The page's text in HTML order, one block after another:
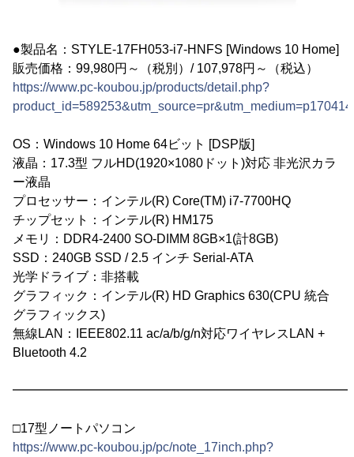
●製品名：STYLE-17FH053-i7-HNFS [Windows 10 Home]
販売価格：99,980円～（税別）/ 107,978円～（税込）
https://www.pc-koubou.jp/products/detail.php?
OS：Windows 10 Home 64ビット [DSP版]
液晶：17.3型 フルHD(1920×1080ドット)対応 非光沢カラ
ー液晶
プロセッサー：インテル(R) Core(TM) i7-7700HQ
チップセット：インテル(R) HM175
メモリ：DDR4-2400 SO-DIMM 8GB×1(計8GB)
SSD：240GB SSD / 2.5 インチ Serial-ATA
光学ドライブ：非搭載
グラフィック：インテル(R) HD Graphics 630(CPU 統合
グラフィックス)
無線LAN：IEEE802.11 ac/a/b/g/n対応ワイヤレスLAN +
Bluetooth 4.2
□17型ノートパソコン
https://www.pc-koubou.jp/pc/note_17inch.php?